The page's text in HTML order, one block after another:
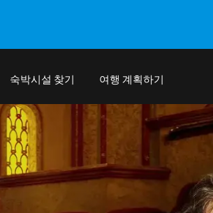
숙박시설 찾기 여행 계획하기